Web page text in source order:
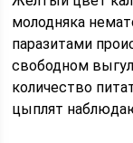
молодняка
паразитами
свободном
количество
цыплят